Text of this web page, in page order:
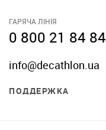
ГАРЯЧА ЛІНІЯ
0 800 21 84 84
info@decathlon.ua
ПОДДЕРЖКА